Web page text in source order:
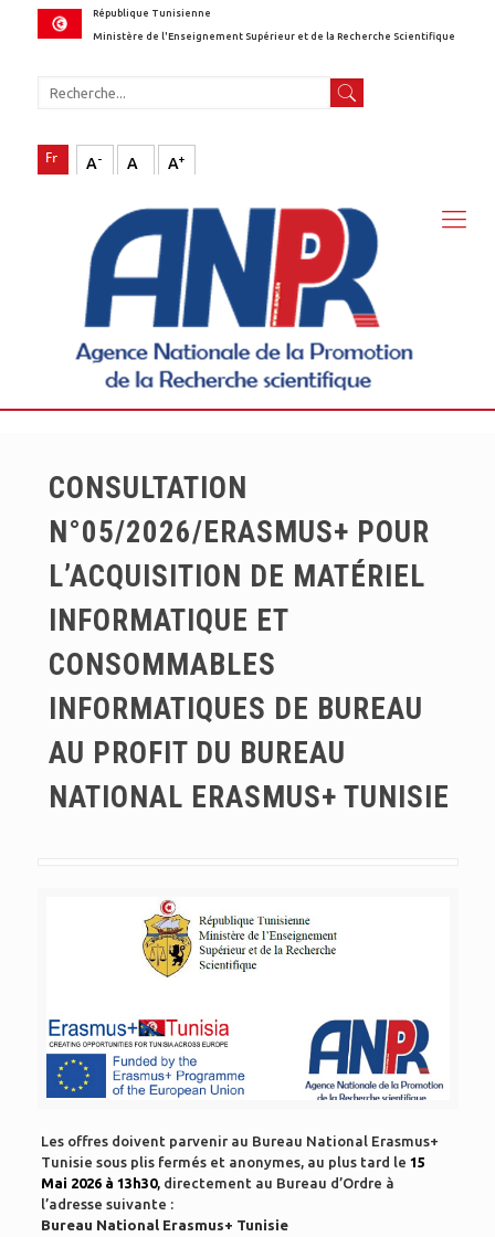
République Tunisienne
Ministère de l'Enseignement Supérieur et de la Recherche Scientifique
A- A A+
CONSULTATION
N°05/2026/ERASMUS+ POUR
L’ACQUISITION DE MATÉRIEL
INFORMATIQUE ET
CONSOMMABLES
INFORMATIQUES DE BUREAU
AU PROFIT DU BUREAU
NATIONAL ERASMUS+ TUNISIE
Les offres doivent parvenir au Bureau National Erasmus+
Tunisie sous plis fermés et anonymes, au plus tard le15
Mai 2026 à 13h30, directement au Bureau d’Ordre à
l’adresse suivante :
Bureau National Erasmus+ Tunisie